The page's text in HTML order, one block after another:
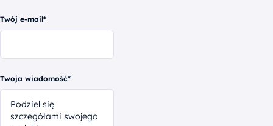
Twój e-mail*
Twoja wiadomość*